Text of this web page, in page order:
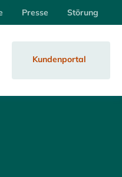
Presse Störung
Kundenportal